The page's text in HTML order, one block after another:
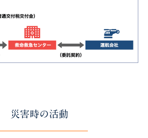
災害時の活動